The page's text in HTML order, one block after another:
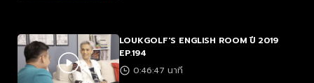
LOUKGOLF'S ENGLISH ROOM ปี 2019
EP.194
0:46:47 นาที